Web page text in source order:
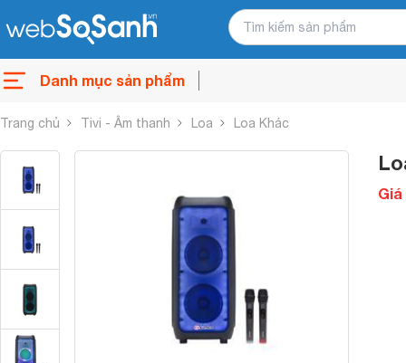
Danh mục sản phẩm
Trang chủ Tivi - Âm thanh Loa Loa Khác
Giá